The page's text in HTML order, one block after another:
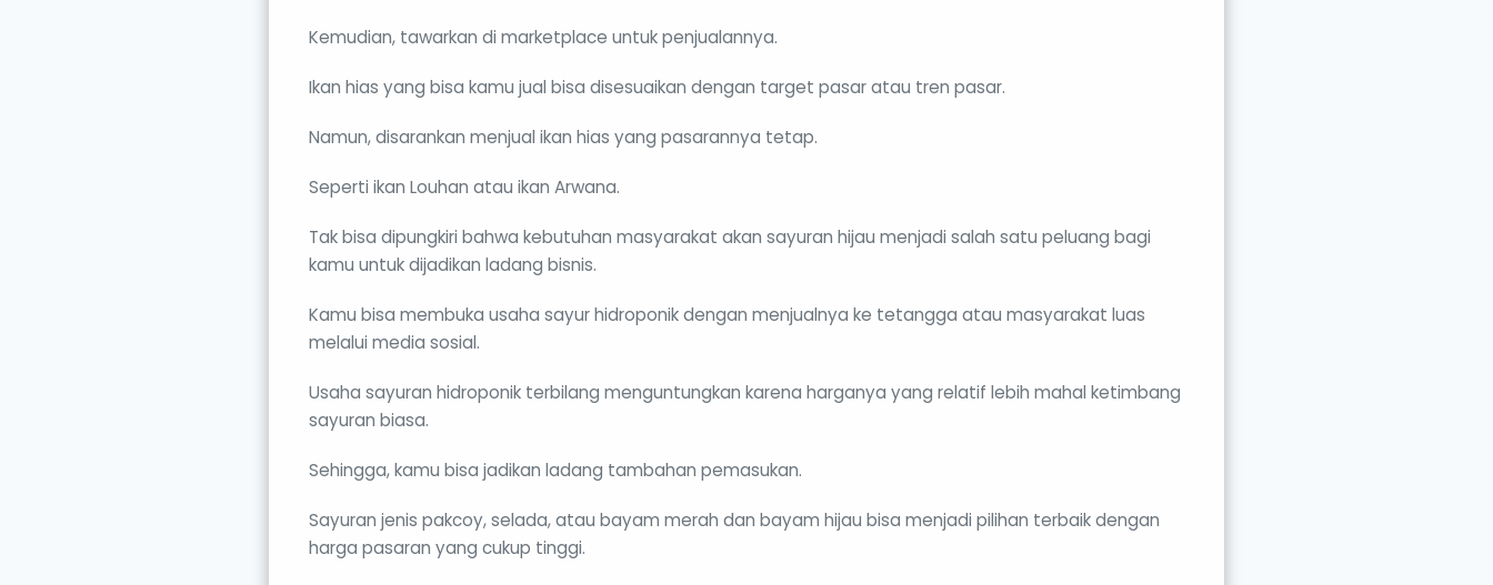
Kemudian, tawarkan di marketplace untuk penjualannya.
Ikan hias yang bisa kamu jual bisa disesuaikan dengan target pasar atau tren pasar.
Namun, disarankan menjual ikan hias yang pasarannya tetap.
Seperti ikan Louhan atau ikan Arwana.
Tak bisa dipungkiri bahwa kebutuhan masyarakat akan sayuran hijau menjadi salah satu peluang bagi
kamu untuk dijadikan ladang bisnis.
Kamu bisa membuka usaha sayur hidroponik dengan menjualnya ke tetangga atau masyarakat luas
melalui media sosial.
Usaha sayuran hidroponik terbilang menguntungkan karena harganya yang relatif lebih mahal ketimbang
sayuran biasa.
Sehingga, kamu bisa jadikan ladang tambahan pemasukan.
Sayuran jenis pakcoy, selada, atau bayam merah dan bayam hijau bisa menjadi pilihan terbaik dengan
harga pasaran yang cukup tinggi.